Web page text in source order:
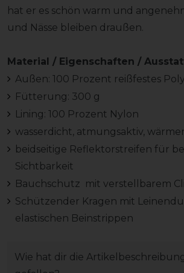
hat er es schön warm und
und Nässe bleiben draußen.
Material / Eigenschaften /
Außen: 100 Prozent reißfestes
Fütterung: 300 g
Lining: 100 Prozent Nylon
wasserdicht, atmungsaktiv,
beidseitige Reflektorstreifen für
Sichtbarkeit
Bauchschutz mit verstellbarem
Schützender Kragen mit
elastischen Beinstrippen
Wie hat dir die